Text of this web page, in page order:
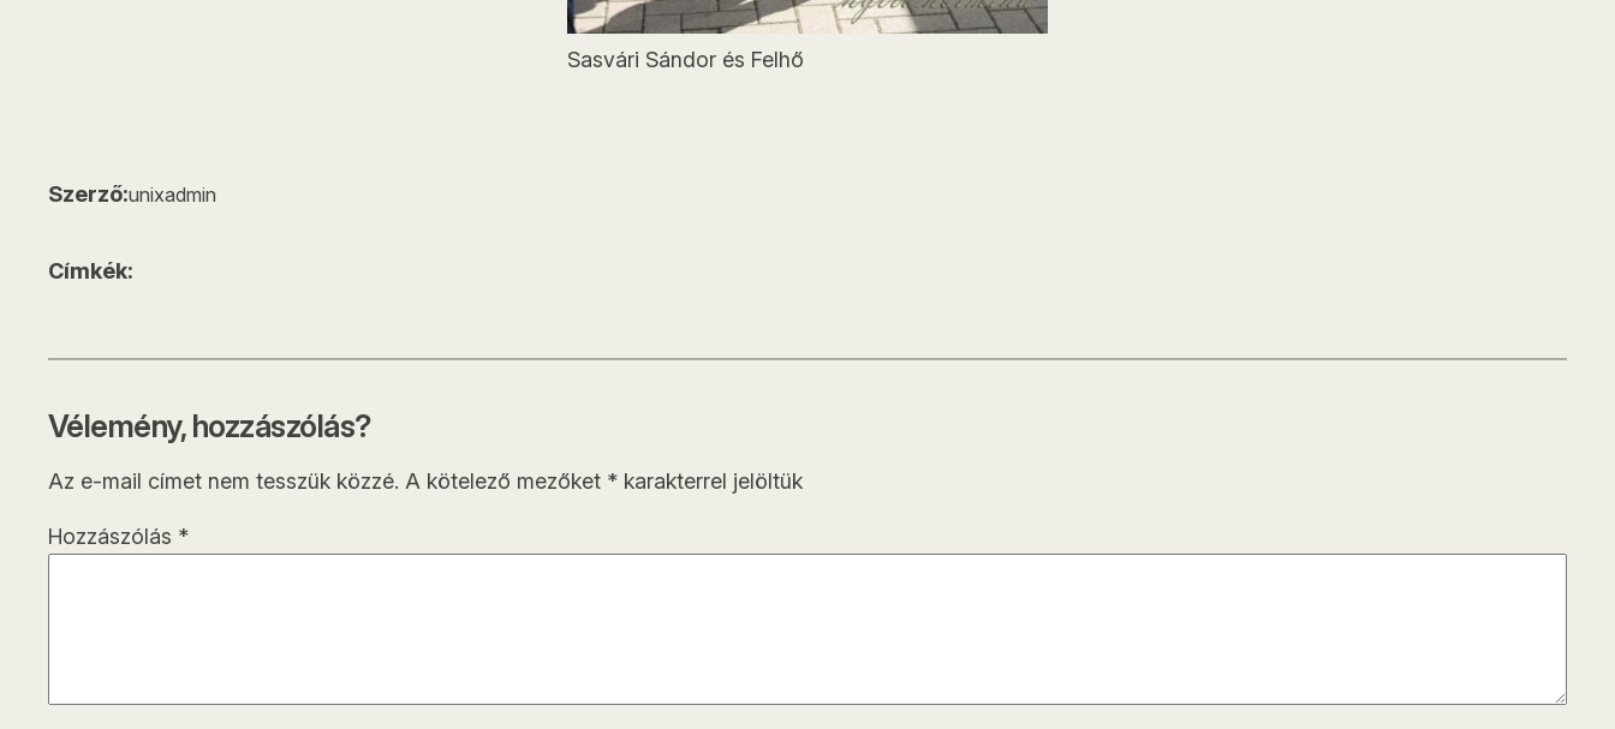
Sasvári Sándor és Felhő
Szerző:unixadmin
Címkék:
Vélemény, hozzászólás?
Az e-mail címet nem tesszük közzé. A kötelező mezőket * karakterrel jelöltük
Hozzászólás *